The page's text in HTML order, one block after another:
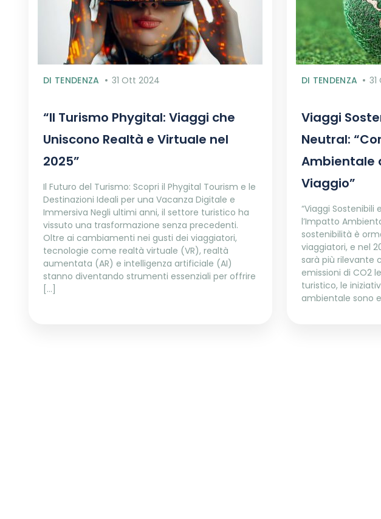
DI TENDENZA 31 Ott 2024
“Il Turismo Phygital: Viaggi che
Uniscono Realtà e Virtuale nel
2025”
Il Futuro del Turismo: Scopri il Phygital Tourism e le
Destinazioni Ideali per una Vacanza Digitale e
Immersiva Negli ultimi anni, il settore turistico ha
vissuto una trasformazione senza precedenti.
Oltre ai cambiamenti nei gusti dei viaggiatori,
tecnologie come realtà virtuale (VR), realtà
aumentata (AR) e intelligenza artificiale (AI)
stanno diventando strumenti essenziali per offrire
[…]
DI TENDENZA
Viaggi
Neutral:
Ambientale
Viaggio”
“Viaggi Sostenibili
l’Impatto
sostenibilità è
viaggiatori, e nel
sarà più rilevante
emissioni di CO2
turistico, le
ambientale sono